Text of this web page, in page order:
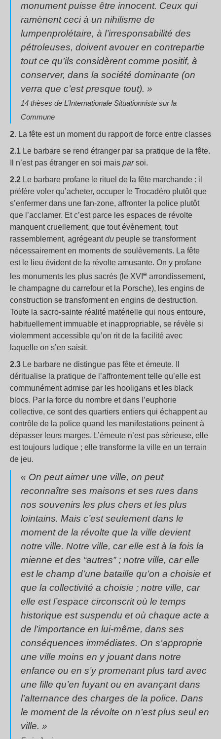
monument puisse être innocent. Ceux qui
ramènent ceci à un nihilisme de
lumpenprolétaire, à l’irresponsabilité des
pétroleuses, doivent avouer en contrepartie
tout ce qu’ils considèrent comme positif, à
conserver, dans la société dominante (on
verra que c’est presque tout). »
14 thèses de L’Internationale Situationniste sur la
Commune
2. La fête est un moment du rapport de force entre classes
2.1 Le barbare se rend étranger par sa pratique de la fête.
Il n’est pas étranger en soi mais parsoi.
2.2 Le barbare profane le rituel de la fête marchande : il
préfère voler qu’acheter, occuper le Trocadéro plutôt que
s’enfermer dans une fan-zone, affronter la police plutôt
que l’acclamer. Et c’est parce les espaces de révolte
manquent cruellement, que tout évènement, tout
rassemblement, agrégeantdu peuple se transforment
nécessairement en moments de soulèvements. La fête
est le lieu évident de la révolte amusante. On y profane
les monuments les plus sacrés (le XVI e arrondissement,
le champagne du carrefour et la Porsche), les engins de
construction se transforment en engins de destruction.
Toute la sacro-sainte réalité matérielle qui nous entoure,
habituellement immuable et inappropriable, se révèle si
violemment accessible qu’on rit de la facilité avec
laquelle on s’en saisit.
2.3 Le barbare ne distingue pas fête et émeute. Il
déritualise la pratique de l’affrontement telle qu’elle est
communément admise par les hooligans et les black
blocs. Par la force du nombre et dans l’euphorie
collective, ce sont des quartiers entiers qui échappent au
contrôle de la police quand les manifestations peinent à
dépasser leurs marges. L’émeute n’est pas sérieuse, elle
est toujours ludique ; elle transforme la ville en un terrain
de jeu.
« On peut aimer une ville, on peut
reconnaître ses maisons et ses rues dans
nos souvenirs les plus chers et les plus
lointains. Mais c’est seulement dans le
moment de la révolte que la ville devient
notre ville. Notre ville, car elle est à la fois la
mienne et des “autres” ; notre ville, car elle
est le champ d’une bataille qu’on a choisie et
que la collectivité a choisie ; notre ville, car
elle est l’espace circonscrit où le temps
historique est suspendu et où chaque acte a
de l’importance en lui-même, dans ses
conséquences immédiates. On s’approprie
une ville moins en y jouant dans notre
enfance ou en s’y promenant plus tard avec
une fille qu’en fuyant ou en avançant dans
l’alternance des charges de la police. Dans
le moment de la révolte on n’est plus seul en
ville. »